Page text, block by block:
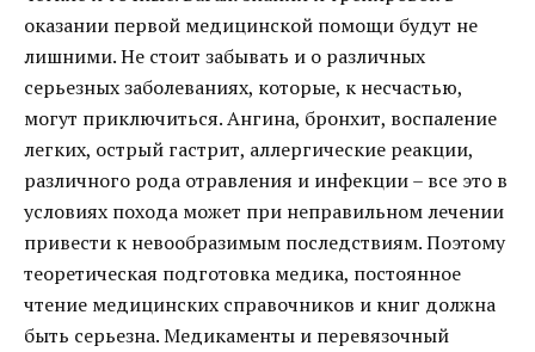
оказании первой медицинской помощи будут не
лишними. Не стоит забывать и о различных
серьезных заболеваниях, которые, к несчастью,
могут приключиться. Ангина, бронхит, воспаление
легких, острый гастрит, аллергические реакции,
различного рода отравления и инфекции – все это в
условиях похода может при неправильном лечении
привести к невообразимым последствиям. Поэтому
теоретическая подготовка медика, постоянное
чтение медицинских справочников и книг должна
быть серьезна. Медикаменты и перевязочный